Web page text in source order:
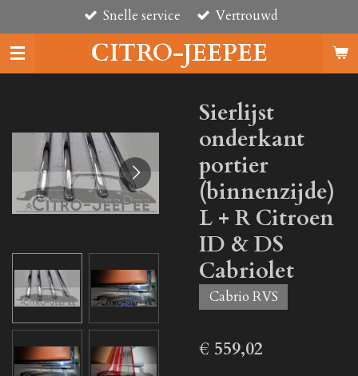
direct
naar
de
CITRO-JEEPEE
Snelle service Vertrouwd
Sierlijst
onderkant
portier
(binnenzijde)
L + R Citroen
ID & DS
Cabriolet
Cabrio RVS
€ 559,02